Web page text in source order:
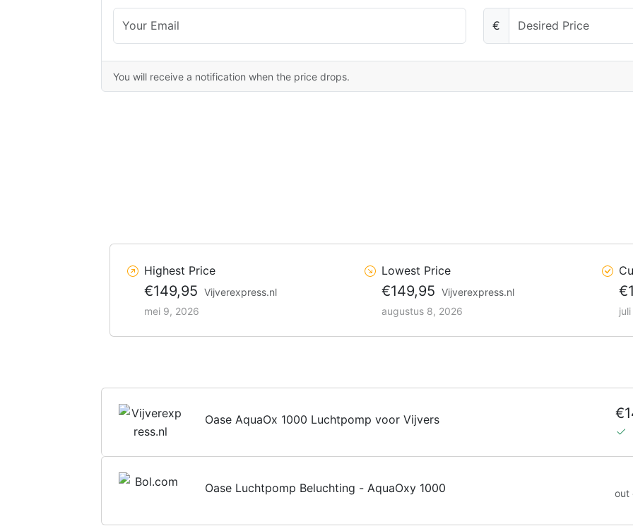
€
You will receive a notification when the price drops.
Highest Price
€149,95 Vijverexpress.nl
mei 9, 2026
Lowest Price
€149,95 Vijverexpress.nl
augustus 8, 2026
Oase AquaOx 1000 Luchtpomp voor Vijvers
Oase Luchtpomp Beluchting - AquaOxy 1000 out